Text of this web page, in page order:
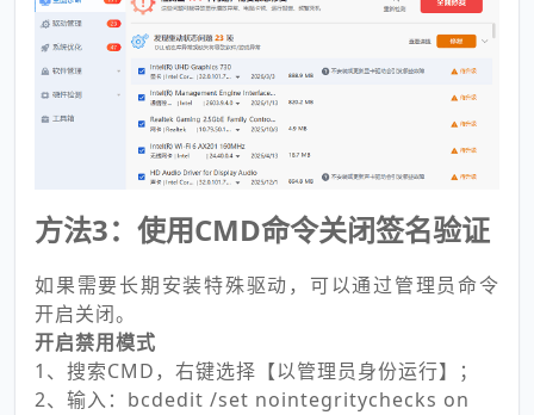
方法3：使用CMD命令关闭签名验证
如果需要长期安装特殊驱动，可以通过管理员命令
开启关闭。
开启禁用模式
1、搜索CMD，右键选择【以管理员身份运行】；
2、输入：bcdedit /set nointegritychecks on